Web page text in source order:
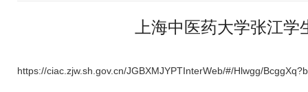
上海中医药大学张江
https://ciac.zjw.sh.gov.cn/JGBXMJYPTInterWeb/#/Hlwgg/